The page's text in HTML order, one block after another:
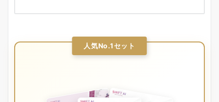
人気No.1セット